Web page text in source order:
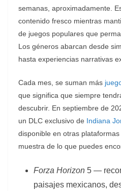
semanas, aproximadamente.
contenido fresco mientras
de juegos populares que
Los géneros abarcan desde
hasta experiencias narrativas
Cada mes, se suman más
que significa que siempre
descubrir. En septiembre de
un DLC exclusivo de Indiana
disponible en otras
muestra de lo que puedes
Forza Horizon 5 —
paisajes mexicanos,